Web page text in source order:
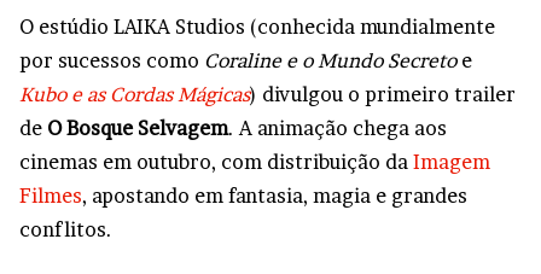
O estúdio LAIKA Studios (conhecida mundialmente
por sucessos como Coraline e o Mundo Secreto e
Kubo e as Cordas Mágicas) divulgou o primeiro trailer
de O Bosque Selvagem. A animação chega aos
cinemas em outubro, com distribuição da Imagem
Filmes, apostando em fantasia, magia e grandes
conflitos.